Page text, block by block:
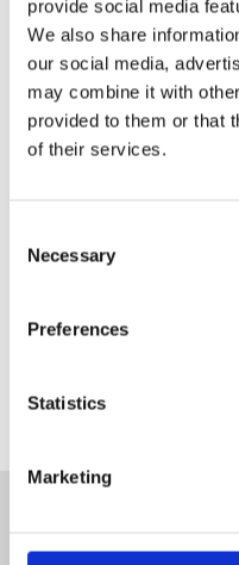
provide social media
We also share
our social media,
may combine it with
provided to them or that
of their services.
Selection
Necessary
Preferences
Statistics
Marketing
Registrati